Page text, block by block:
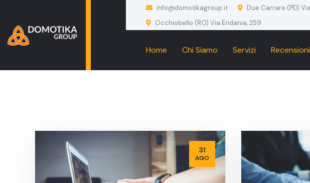
info@domotikagroup.it
Due Carrare (PD)
Occhiobello (RO) Via Eridania, 259
Home Chi Siamo Servizi Recensioni
31
AGO